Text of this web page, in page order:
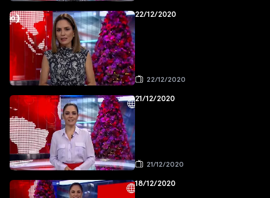
22/12/2020
22/12/2020
21/12/2020
21/12/2020
18/12/2020